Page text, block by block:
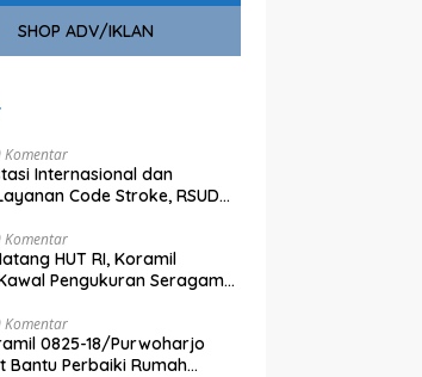
SHOP ADV/IKLAN
Komentar
Internasional dan
Code Stroke, RSUD
Komentar
HUT RI, Koramil
Pengukuran Seragam
Komentar
0825-18/Purwoharjo
Bantu Perbaiki Rumah